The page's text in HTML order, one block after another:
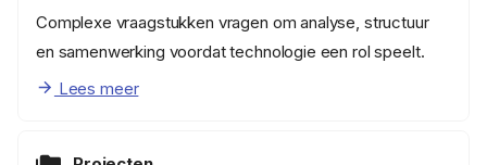
Complexe vraagstukken vragen om analyse, structuur
en samenwerking voordat technologie een rol speelt.
Lees meer